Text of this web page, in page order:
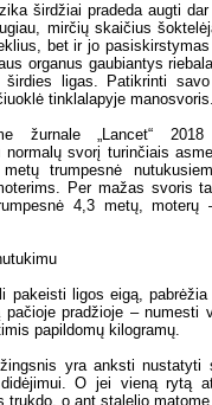
širdžiai pradeda augti
mirčių skaičius
bet ir jo
organus gaubiantys
širdies ligas. Patikrinti
tinklalapyje
žurnale „Lancet“
svorį turinčiais
trumpesnė
Per mažas svoris
4,3 metų, moterų
pakeisti ligos eigą,
pradžioje – numesti
papildomų kilogramų.
yra anksti nustatyti
O jei vieną rytą
trukdo, o ant stalelio